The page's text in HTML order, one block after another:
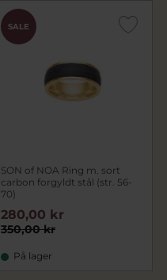
SALE
SON of NOA Ring m. sort
carbon forgyldt stål (str. 56-
70)
350,00 kr
280,00 kr
På lager